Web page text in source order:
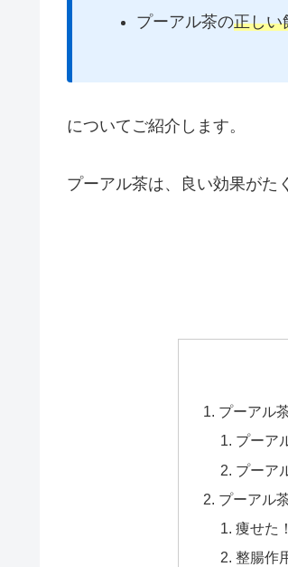
プーアル茶の正しい
についてご紹介します。
プーアル茶は、良い効果がた
プーアル
プーア
プーア
プーアル
痩せた
整腸作